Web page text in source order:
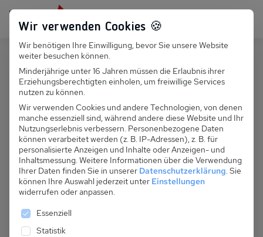
Persönlich für dich da: +49 251 899 050
Suchfeld
Suchen
A 154.008A - Herberge Aulon, 2
Etage, App 2
Wir verwenden Cookies 🍪
Wir benötigen Ihre Einwilligung, bevor Sie unsere Website
weiter besuchen können.
Minderjährige unter 16 Jahren müssen die Erlaubnis ihrer
Erziehungsberechtigten einholen, um freiwillige Services
nutzen zu können.
Wir verwenden Cookies und andere Technologien, von denen
manche essenziell sind, während andere diese Website und Ihr
Nutzungserlebnis verbessern. Personenbezogene Daten
können verarbeitet werden (z. B. IP-Adressen), z. B. für
personalisierte Anzeigen und Inhalte oder Anzeigen- und
Inhaltsmessung. Weitere Informationen über die Verwendung
Ihrer Daten finden Sie in unserer Datenschutzerklärung. Sie
können Ihre Auswahl jederzeit unter Einstellungen
widerrufen oder anpassen.
Es folgt eine Liste der Service-Gruppen, für die
Essenziell
Statistik